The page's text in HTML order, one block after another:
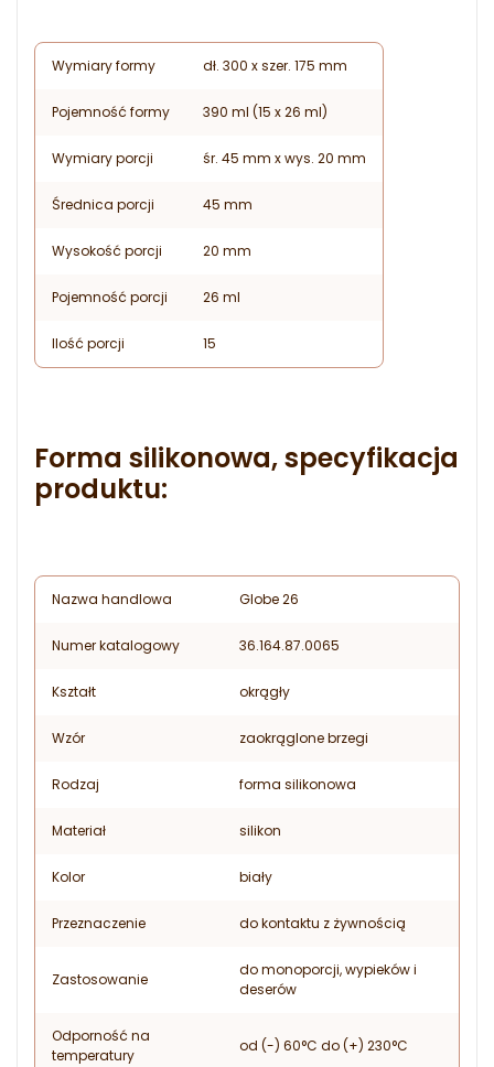
Wymiary formy dł. 300 x szer. 175 mm
Pojemność formy 390 ml (15 x 26 ml)
Wymiary porcji śr. 45 mm x wys. 20 mm
Średnica porcji 45 mm
Wysokość porcji 20 mm
Pojemność porcji 26 ml
Ilość porcji 15
Forma silikonowa, specyfikacja
produktu:
Nazwa handlowa Globe 26
Numer katalogowy 36.164.87.0065
Kształt okrągły
Wzór zaokrąglone brzegi
Rodzaj forma silikonowa
Materiał silikon
Kolor biały
Przeznaczenie do kontaktu z żywnością
Zastosowanie
do monoporcji, wypieków i
deserów
Odporność na
temperatury
od (-) 60°C do (+) 230°C